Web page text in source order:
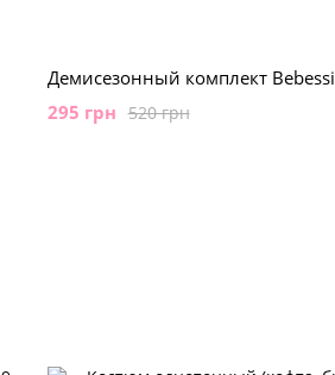
Демисезонный комплект Bebessi
520 грн
295 грн